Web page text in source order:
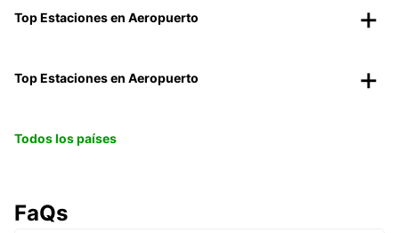
Top Estaciones en Aeropuerto
Top Estaciones en Aeropuerto
Todos los países
FaQs